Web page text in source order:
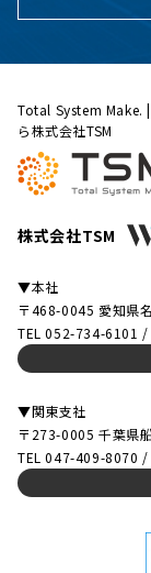
Total System Make.
ら株式会社TSM
株式会社TSM
▼本社
〒468-0045 愛知県
TEL 052-734-6101 /
▼関東支社
〒273-0005 千葉県
TEL 047-409-8070 /